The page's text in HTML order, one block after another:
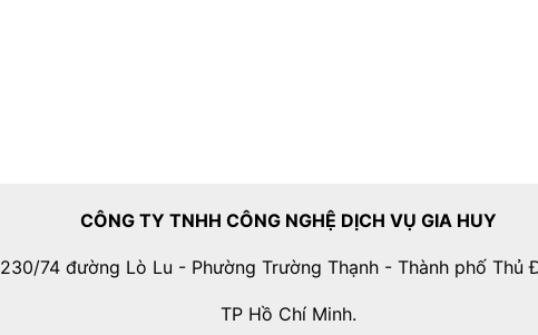
CÔNG TY TNHH CÔNG NGHỆ DỊCH VỤ GIA HUY
230/74 đường Lò Lu - Phường Trường Thạnh - Thành phố Thủ
TP Hồ Chí Minh.